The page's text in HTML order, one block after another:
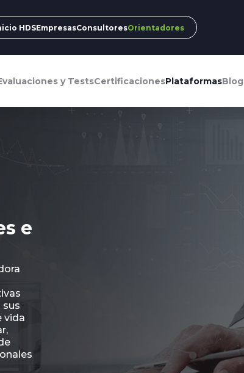
HDSEmpresasConsultoresOrientadores
y TestsCertificacionesPlataformasBlog
e
sus
vida